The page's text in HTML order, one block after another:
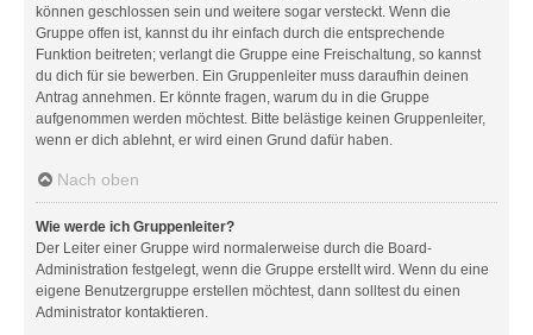
können geschlossen sein und weitere sogar versteckt. Wenn die
Gruppe offen ist, kannst du ihr einfach durch die entsprechende
Funktion beitreten; verlangt die Gruppe eine Freischaltung, so kannst
du dich für sie bewerben. Ein Gruppenleiter muss daraufhin deinen
Antrag annehmen. Er könnte fragen, warum du in die Gruppe
aufgenommen werden möchtest. Bitte belästige keinen Gruppenleiter,
wenn er dich ablehnt, er wird einen Grund dafür haben.
Nach oben
Wie werde ich Gruppenleiter?
Der Leiter einer Gruppe wird normalerweise durch die Board-
Administration festgelegt, wenn die Gruppe erstellt wird. Wenn du eine
eigene Benutzergruppe erstellen möchtest, dann solltest du einen
Administrator kontaktieren.